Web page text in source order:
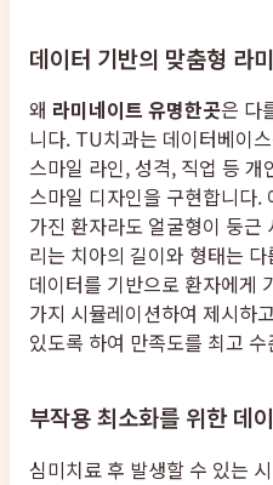
데이터 기반의 맞춤형 라
왜 라미네이트 유명한곳은 다
니다. TU치과는 데이터베이
스마일 라인, 성격, 직업 등
스마일 디자인을 구현합니다.
가진 환자라도 얼굴형이 둥근
리는 치아의 길이와 형태는
데이터를 기반으로 환자에게
가지 시뮬레이션하여 제시하
있도록 하여 만족도를 최고
부작용 최소화를 위한 데
심미치료 후 발생할 수 있는